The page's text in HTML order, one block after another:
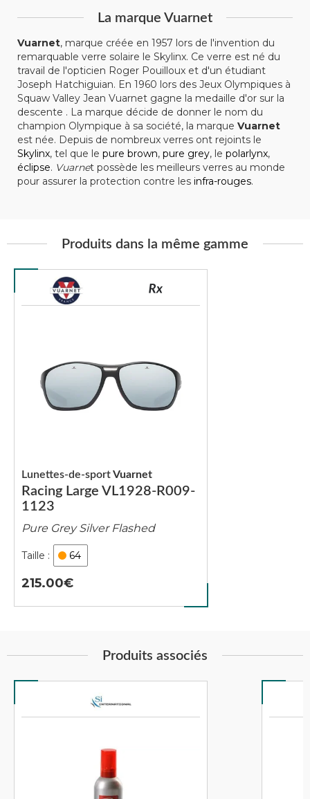
La marque Vuarnet
Vuarnet, marque créée en 1957 lors de l'invention du
remarquable verre solaire le Skylinx. Ce verre est né du
travail de l'opticien Roger Pouilloux et d'un étudiant
Joseph Hatchiguian. En 1960 lors des Jeux Olympiques à
Squaw Valley Jean Vuarnet gagne la medaille d'or sur la
descente . La marque décide de donner le nom du
champion Olympique à sa société, la marque Vuarnet
est née. Depuis de nombreux verres ont rejoints le
Skylinx, tel que le pure brown, pure grey, le polarlynx,
éclipse. Vuarnet possède les meilleurs verres au monde
pour assurer la protection contre les infra-rouges.
Produits dans la même gamme
Racing Large VL1928-R009-
1123
Lunettes-de-sportVuarnet
Pure Grey Silver Flashed
64
215.00
Produits associés